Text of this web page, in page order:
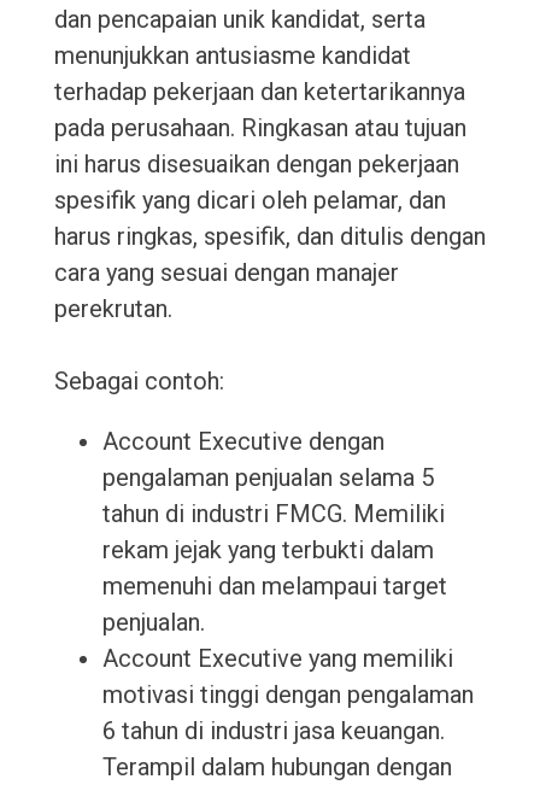
dan pencapaian unik kandidat, serta
menunjukkan antusiasme kandidat
terhadap pekerjaan dan ketertarikannya
pada perusahaan. Ringkasan atau tujuan
ini harus disesuaikan dengan pekerjaan
spesifik yang dicari oleh pelamar, dan
harus ringkas, spesifik, dan ditulis dengan
cara yang sesuai dengan manajer
perekrutan.
Sebagai contoh:
Account Executive dengan
pengalaman penjualan selama 5
tahun di industri FMCG. Memiliki
rekam jejak yang terbukti dalam
memenuhi dan melampaui target
penjualan.
Account Executive yang memiliki
motivasi tinggi dengan pengalaman
6 tahun di industri jasa keuangan.
Terampil dalam hubungan dengan